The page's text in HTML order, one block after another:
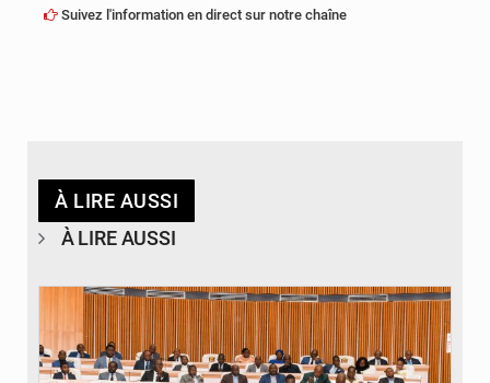
Suivez l'information en direct sur notre chaîne
À LIRE AUSSI
À LIRE AUSSI